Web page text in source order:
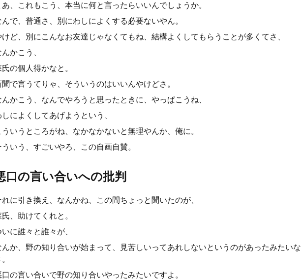
あ、これもこう、本当に何と言ったらいいんでしょうか。
んで、普通さ、別にわしによくする必要ないやん。
けど、別にこんなお友達じゃなくてもね、結構よくしてもらうことが多くてさ、
んかこう、
の個人得かなと。
聞で言うてりゃ、そういうのはいいんやけどさ。
んかこう、なんでやろうと思ったときに、やっぱこうね、
しによくしてあげようという、
ういうところがね、なかなかないと無理やんか、俺に。
ういう、すごいやろ、この自画自賛。
口の言い合いへの批判
れに引き換え、なんかね、この間ちょっと聞いたのが、
、助けてくれと。
に誰々と誰々が、
んか、野の知り合いが始まって、見苦しいってあれしないというのがあったみたい
口の言い合いで野の知り合いやったみたいですよ。